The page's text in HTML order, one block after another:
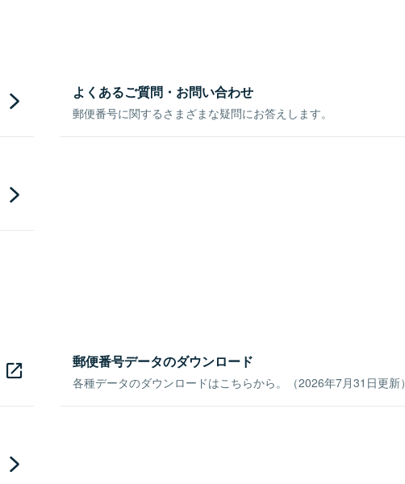
よくあるご質問・お問い合わせ
郵便番号に関するさまざまな疑問にお答えします。
郵便番号データのダウンロード
各種データのダウンロードはこちらから。（2026年7月31日更新）